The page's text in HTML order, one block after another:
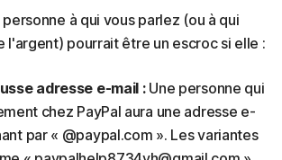
à qui vous parlez (ou à qui
l'argent) pourrait être un escroc si elle :
adresse e-mail :Une personne qui
chez PayPal aura une adresse e-
par « @paypal.com ». Les variantes